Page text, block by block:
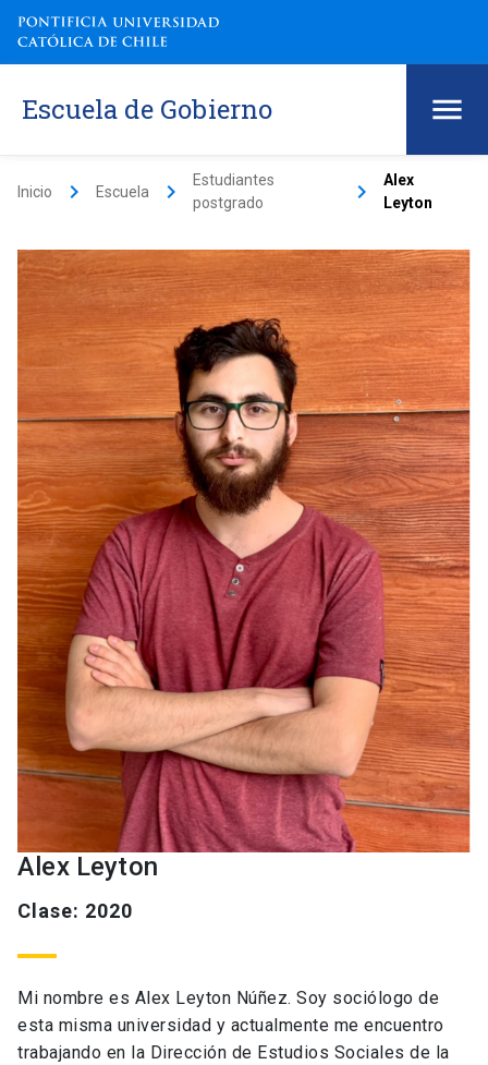
Escuela de Gobierno
Inicio keyboard_arrow_right Escuela keyboard_arrow_right
Estudiantes
postgrado
keyboard_arrow_right
Alex
Leyton
Alex Leyton
Clase: 2020
Mi nombre es Alex Leyton Núñez. Soy sociólogo de
esta misma universidad y actualmente me encuentro
trabajando en la Dirección de Estudios Sociales de la